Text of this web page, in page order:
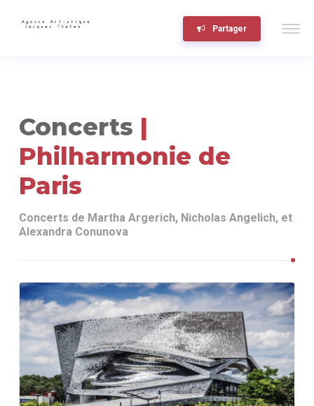
Partager
Concerts |
Philharmonie de
Paris
Concerts de Martha Argerich, Nicholas Angelich, et
Alexandra Conunova